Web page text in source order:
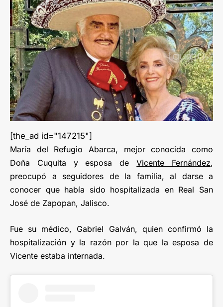
[the_ad id="147215"]
María del Refugio Abarca, mejor conocida como
Doña Cuquita y esposa deVicente Fernández,
preocupó a seguidores de la familia, al darse a
conocer que había sido hospitalizada en Real San
José de Zapopan, Jalisco.
Fue su médico, Gabriel Galván, quien confirmó la
hospitalización y la razón por la que la esposa de
Vicente estaba internada.